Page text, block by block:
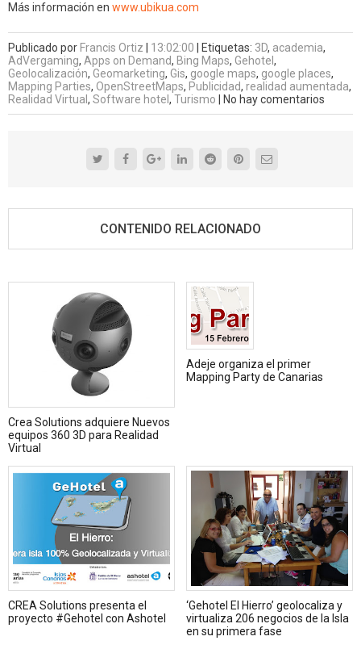
Más información en www.ubikua.com
Publicado por Francis Ortiz 13:02:00 Etiquetas: 3D, academia,
AdVergaming, Apps on Demand, Bing Maps, Gehotel ,
Geolocalización, Geomarketing, Gis, google maps, google places,
Mapping Parties, OpenStreetMaps, Publicidad, realidad aumentada,
Realidad Virtual , Software hotel , Turismo No hay comentarios
CONTENIDO RELACIONADO
Crea Solutions adquiere Nuevos
equipos 360 3D para Realidad
Virtual
Adeje organiza el primer
Mapping Party de Canarias
CREA Solutions presenta el
proyecto #Gehotel con Ashotel
‘Gehotel El Hierro’ geolocaliza y
virtualiza 206 negocios de la Isla
en su primera fase